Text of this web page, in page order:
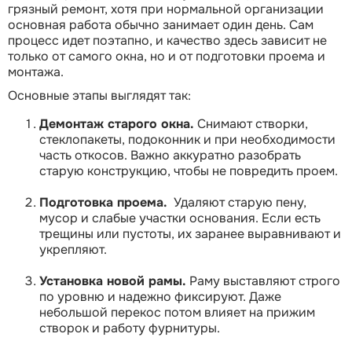
грязный ремонт, хотя при нормальной организации
основная работа обычно занимает один день. Сам
процесс идет поэтапно, и качество здесь зависит не
только от самого окна, но и от подготовки проема и
монтажа.
Основные этапы выглядят так:
Демонтаж старого окна. Снимают створки,
стеклопакеты, подоконник и при необходимости
часть откосов. Важно аккуратно разобрать
старую конструкцию, чтобы не повредить проем.
Подготовка проема. Удаляют старую пену,
мусор и слабые участки основания. Если есть
трещины или пустоты, их заранее выравнивают и
укрепляют.
Установка новой рамы. Раму выставляют строго
по уровню и надежно фиксируют. Даже
небольшой перекос потом влияет на прижим
створок и работу фурнитуры.